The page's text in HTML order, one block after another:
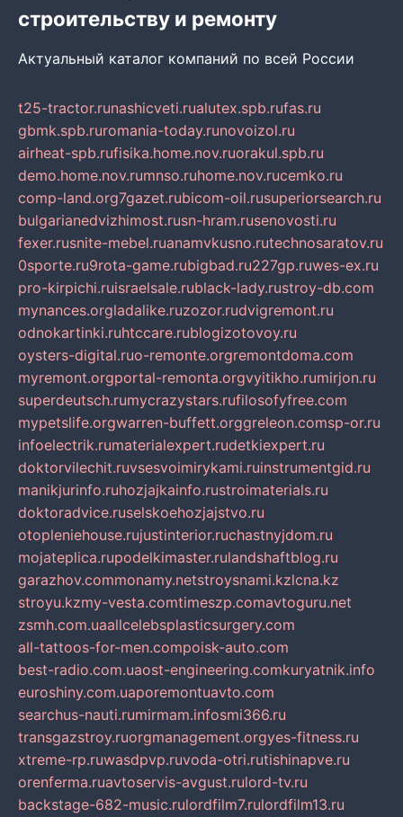
строительству и ремонту
Актуальный каталог компаний по всей России
t25-tractor.runashicveti.rualutex.spb.rufas.ru
gbmk.spb.ruromania-today.runovoizol.ru
airheat-spb.rufisika.home.nov.ruorakul.spb.ru
demo.home.nov.rumnso.ruhome.nov.rucemko.ru
comp-land.org7gazet.rubicom-oil.rusuperiorsearch.ru
bulgarianedvizhimost.rusn-hram.rusenovosti.ru
fexer.rusnite-mebel.ruanamvkusno.rutechnosaratov.ru
0sporte.ru9rota-game.rubigbad.ru227gp.ruwes-ex.ru
pro-kirpichi.ruisraelsale.rublack-lady.rustroy-db.com
mynances.orgladalike.ruzozor.rudvigremont.ru
odnokartinki.ruhtccare.rublogizotovoy.ru
oysters-digital.ruo-remonte.orgremontdoma.com
myremont.orgportal-remonta.orgvyitikho.rumirjon.ru
superdeutsch.rumycrazystars.rufilosofyfree.com
mypetslife.orgwarren-buffett.orggreleon.comsp-or.ru
infoelectrik.rumaterialexpert.rudetkiexpert.ru
doktorvilechit.ruvsesvoimirykami.ruinstrumentgid.ru
manikjurinfo.ruhozjajkainfo.rustroimaterials.ru
doktoradvice.ruselskoehozjajstvo.ru
otopleniehouse.rujustinterior.ruchastnyjdom.ru
mojateplica.rupodelkimaster.rulandshaftblog.ru
garazhov.commonamy.netstroysnami.kzlcna.kz
stroyu.kzmy-vesta.comtimeszp.comavtoguru.net
zsmh.com.uaallcelebsplasticsurgery.com
all-tattoos-for-men.compoisk-auto.com
best-radio.com.uaost-engineering.comkuryatnik.info
euroshiny.com.uaporemontuavto.com
searchus-nauti.rumirmam.infosmi366.ru
transgazstroy.ruorgmanagement.orgyes-fitness.ru
xtreme-rp.ruwasdpvp.ruvoda-otri.rutishinapve.ru
orenferma.ruavtoservis-avgust.rulord-tv.ru
backstage-682-music.rulordfilm7.rulordfilm13.ru